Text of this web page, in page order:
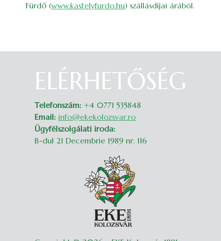
Fürdő (www.kastelyfurdo.hu) szállásdíjai árából.
ELÉRHETŐSÉG
Telefonszám: +4 0771 535848
Email: info@ekekolozsvar.ro
Ügyfélszolgálati iroda:
B-dul 21 Decembrie 1989 nr. 116